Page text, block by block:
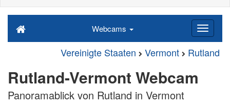
Webcams
Vereinigte Staaten Vermont Rutland
Rutland-Vermont Webcam
Panoramablick von Rutland in Vermont